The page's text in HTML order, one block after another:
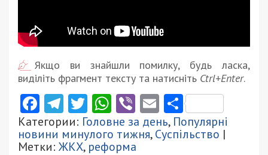
Якщо ви знайшли помилку, будь ласка,
виділіть фрагмент тексту та натисніть Ctrl+Enter.
Facebook
Telegram
Twitter
WhatsApp
ViberEmail
Категории: Головне за день, Популярні
новини минулого тижня,Суспільство |
Метки: ЖКХ, реформа